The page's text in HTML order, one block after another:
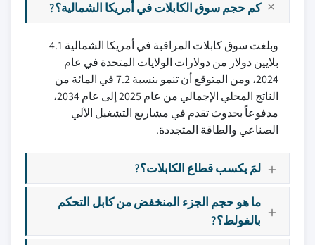
كم حجم سوق الكابلات في أمريكا الشمالية؟?
وبلغت سوق كابلات المراقبة في أمريكا الشمالية 4.1
بلايين دولار من دولارات الولايات المتحدة في عام
2024، ومن المتوقع أن تنمو بنسبة 7.2 في المائة من
الناتج المحلي الإجمالي من عام 2025 إلى عام 2034،
مدفوعاً بحدوث تقدم في مشاريع التشغيل الآلي
الصناعي والطاقة المتجددة.
لمَ يكسب قطاع الكابلات؟?
ما هو حجم الجزء المنخفض من كابل التحكم
بالفولط؟?